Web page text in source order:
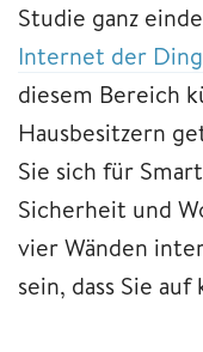
Studie ganz
Internet der
diesem Bereich
Hausbesitzern
Sie sich für
Sicherheit und
vier Wänden
sein, dass Sie